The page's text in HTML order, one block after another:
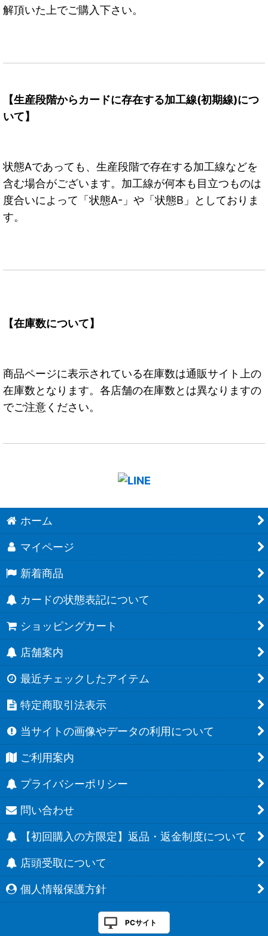
解頂いた上でご購入下さい。
【生産段階からカードに存在する加工線(初期線)につ
いて】
状態Aであっても、生産段階で存在する加工線などを
含む場合がございます。加工線が何本も目立つものは
度合いによって「状態A-」や「状態B」としておりま
す。
【在庫数について】
商品ページに表示されている在庫数は通販サイト上の
在庫数となります。各店舗の在庫数とは異なりますの
でご注意ください。
ホーム
マイページ
新着商品
カードの状態表記について
ショッピングカート
店舗案内
最近チェックしたアイテム
特定商取引法表示
当サイトの画像やデータの利用について
ご利用案内
プライバシーポリシー
問い合わせ
【初回購入の方限定】返品・返金制度について
店頭受取について
個人情報保護方針
PCサイト